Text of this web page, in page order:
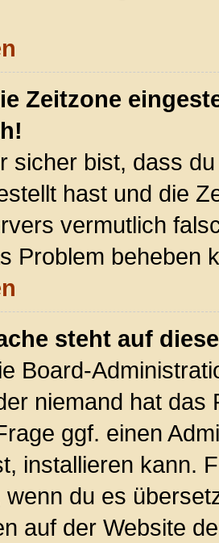
Zeitzone
sicher bist, dass
hast und die
vermutlich
Problem beheben
steht auf
Board-
niemand hat
ggf. einen
installieren kann.
wenn du es
auf der Website